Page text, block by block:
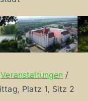
Veranstaltungen
Platz 1, Sitz 2